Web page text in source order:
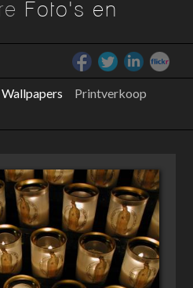
Foto's en
Wallpapers
Printverkoop